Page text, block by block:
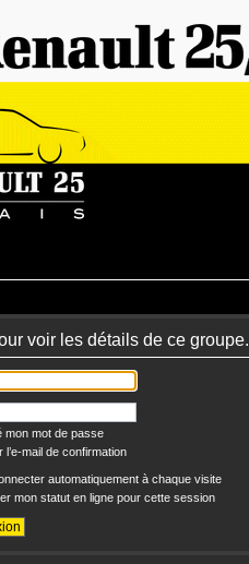
voir les détails de ce groupe.
mon mot de passe
l’e-mail de confirmation
automatiquement à chaque visite
mon statut en ligne pour cette session